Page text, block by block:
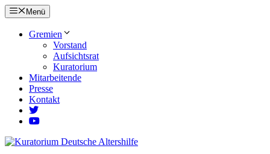
Zum
Inhalt
springen
Menü
Gremien
Vorstand
Aufsichtsrat
Kuratorium
Mitarbeitende
Presse
Kontakt